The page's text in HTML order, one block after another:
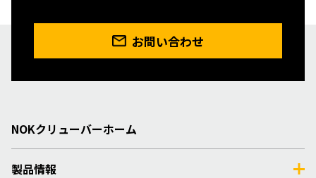
お問い合わせ
NOKクリューバーホーム
製品情報